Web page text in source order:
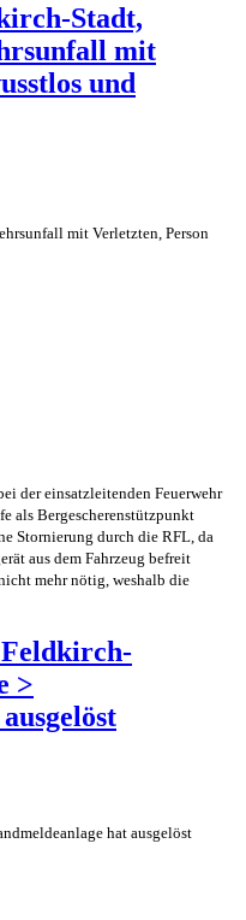
Stadt,
mit
und
mit Verletzten, Person
der einsatzleitenden Feuerwehr
als Bergescherenstützpunkt
Stornierung durch die RFL, da
aus dem Fahrzeug befreit
mehr nötig, weshalb die
Feldkirch-
>
hat ausgelöst